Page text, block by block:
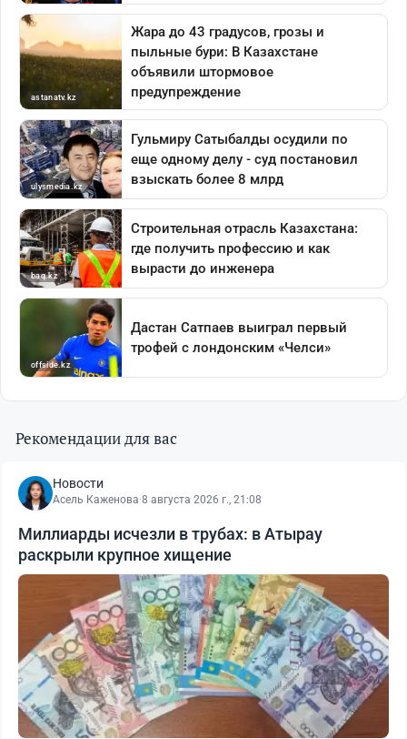
Рекомендации для вас
Новости
Асель Каженова·8 августа 2026 г., 21:08
Миллиарды исчезли в трубах: в Атырау
раскрыли крупное хищение